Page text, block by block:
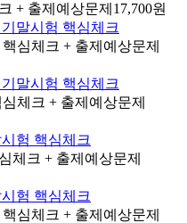
+ 출제예상문제 17,700원
기말시험 핵심체크
핵심체크 + 출제예상문제
기말시험 핵심체크
체크 + 출제예상문제
험 핵심체크
체크 + 출제예상문제
험 핵심체크
핵심체크 + 출제예상문제